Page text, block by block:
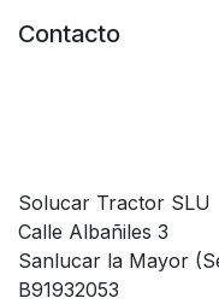
Contacto
Solucar Tractor SLU
Calle Albañiles 3
Sanlucar la Mayor
B91932053